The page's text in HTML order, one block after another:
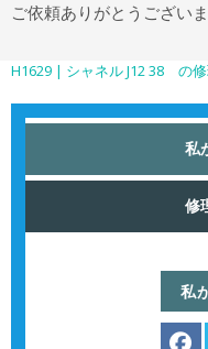
ご依頼ありがとうござい
H1629 | シャネル J12 38 の
私
修
私